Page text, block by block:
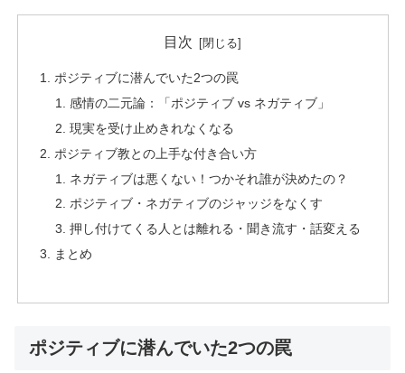
目次
ポジティブに潜んでいた2つの罠
感情の二元論：「ポジティブ vs ネガティブ」
現実を受け止めきれなくなる
ポジティブ教との上手な付き合い方
ネガティブは悪くない！つかそれ誰が決めたの？
ポジティブ・ネガティブのジャッジをなくす
押し付けてくる人とは離れる・聞き流す・話変える
まとめ
ポジティブに潜んでいた2つの罠